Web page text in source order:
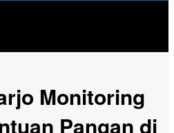
Monitoring
Pangan di